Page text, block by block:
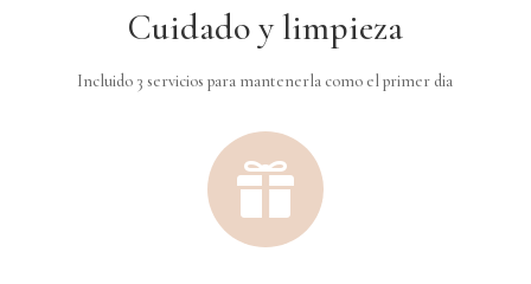
Cuidado y limpieza
Incluido 3 servicios para mantenerla como el primer dia
